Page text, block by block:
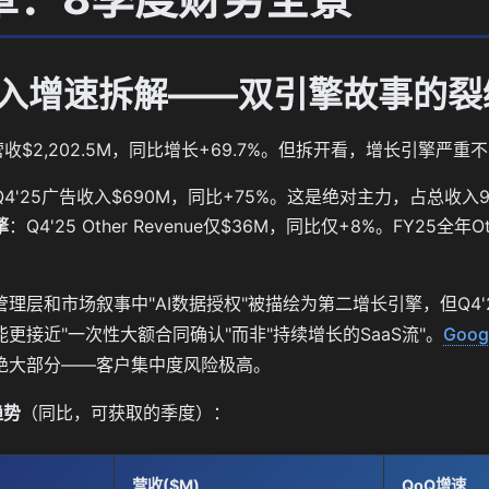
增速拆解——双引擎故事的
$2,202.5M，同比增长+69.7%。但拆开看，增长引擎严重
广告收入$690M，同比+75%。这是绝对主力，占总收入
：Q4'25 Other Revenue仅$36M，同比仅+8%。FY25全年
理层和市场叙事中"AI数据授权"被描绘为第二增长引擎，但
更接近"一次性大额合同确认"而非"持续增长的SaaS流"。
大部分——客户集中度风险极高。
（同比，可获取的季度）：
营收($M) QoQ增速